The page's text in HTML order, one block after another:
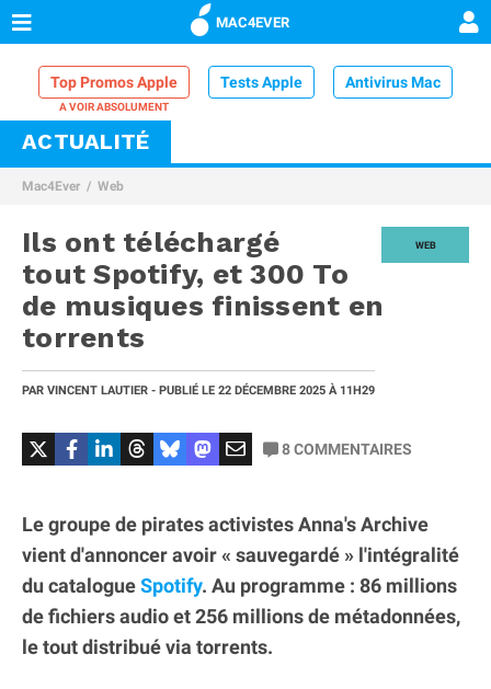
MAC4EVER
Top Promos Apple Tests Apple Antivirus Mac
VPN Mac
Comparatif iPhone
ACTUALITÉ
Mac4Ever Web
WEB
Ils ont téléchargé
tout Spotify, et 300 To
de musiques finissent en
torrents
PAR VINCENT LAUTIER - PUBLIÉ LE 22 DÉCEMBRE 2025 À 11H29
8COMMENTAIRES
Le groupe de pirates activistes Anna's Archive
vient d'annoncer avoir « sauvegardé » l'intégralité
du catalogueSpotify. Au programme : 86 millions
de fichiers audio et 256 millions de métadonnées,
le tout distribué via torrents.